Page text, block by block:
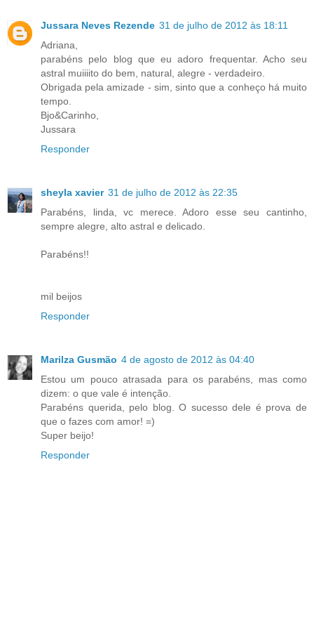
Jussara Neves Rezende 31 de julho de 2012 às 18:11
Adriana,
parabéns pelo blog que eu adoro frequentar. Acho seu
astral muiiiito do bem, natural, alegre - verdadeiro.
Obrigada pela amizade - sim, sinto que a conheço há muito
tempo.
Bjo&Carinho,
Jussara
Responder
sheyla xavier 31 de julho de 2012 às 22:35
Parabéns, linda, vc merece. Adoro esse seu cantinho,
sempre alegre, alto astral e delicado.
Parabéns!!
mil beijos
Responder
Marilza Gusmão 4 de agosto de 2012 às 04:40
Estou um pouco atrasada para os parabéns, mas como
dizem: o que vale é intenção.
Parabéns querida, pelo blog. O sucesso dele é prova de
que o fazes com amor! =)
Super beijo!
Responder